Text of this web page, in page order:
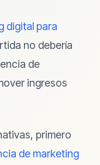
digital para
no debería
de
ingresos
primero
de marketing